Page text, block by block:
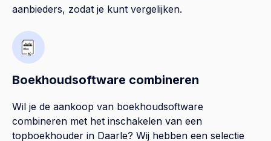
aanbieders, zodat je kunt vergelijken.
Boekhoudsoftware combineren
Wil je de aankoop van boekhoudsoftware
combineren met het inschakelen van een
topboekhouder in Daarle? Wij hebben een selectie